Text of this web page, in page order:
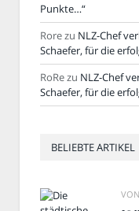
Punkte…“
Rorezu NLZ-Chef
Schaefer, für die
RoRezu NLZ-Chef
Schaefer, für die
BELIEBTE ARTIKEL
VON